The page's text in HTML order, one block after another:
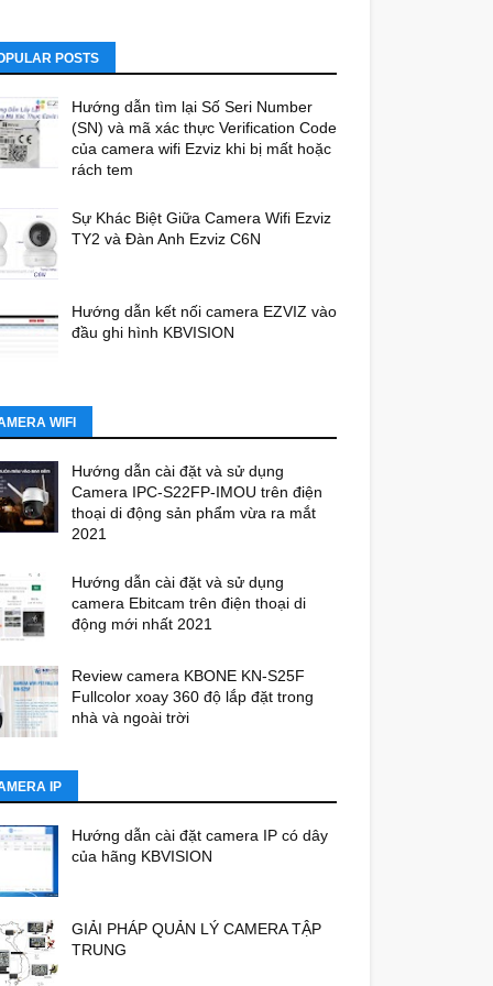
POSTS
Hướng dẫn tìm lại Số Seri Number
(SN) và mã xác thực Verification Code
của camera wifi Ezviz khi bị mất hoặc
rách tem
Sự Khác Biệt Giữa Camera Wifi Ezviz
TY2 và Đàn Anh Ezviz C6N
Hướng dẫn kết nối camera EZVIZ vào
đầu ghi hình KBVISION
WIFI
Hướng dẫn cài đặt và sử dụng
Camera IPC-S22FP-IMOU trên điện
thoại di động sản phẩm vừa ra mắt
2021
Hướng dẫn cài đặt và sử dụng
camera Ebitcam trên điện thoại di
động mới nhất 2021
Review camera KBONE KN-S25F
Fullcolor xoay 360 độ lắp đặt trong
nhà và ngoài trời
IP
Hướng dẫn cài đặt camera IP có dây
của hãng KBVISION
GIẢI PHÁP QUẢN LÝ CAMERA TẬP
TRUNG